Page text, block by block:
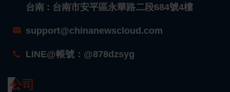
台南 : 台南市安平區永華路二段684號4樓
support@chinanewscloud.com
LINE@帳號：@878dzsyg
公司